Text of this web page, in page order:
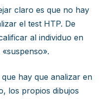
claro es que no hay
el test HTP. De
al individuo en
hay que analizar en
los propios dibujos